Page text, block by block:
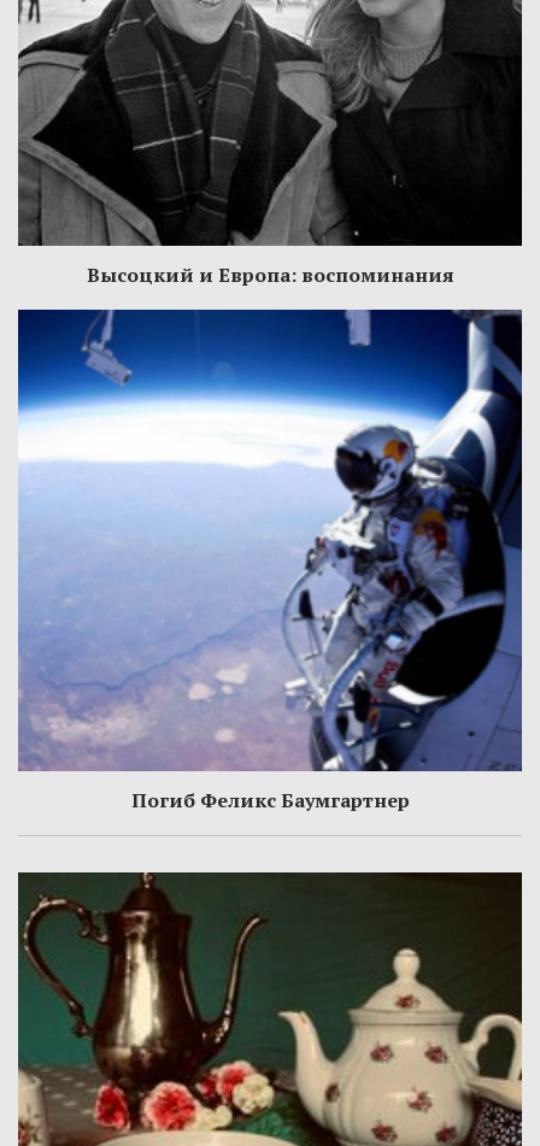
Высоцкий и Европа: воспоминания
Погиб Феликс Баумгартнер